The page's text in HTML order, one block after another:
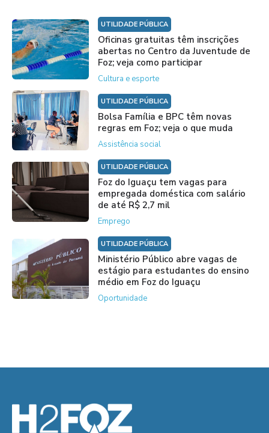
UTILIDADE PÚBLICA
Oficinas gratuitas têm inscrições
abertas no Centro da Juventude de
Foz; veja como participar
Cultura e esporte
UTILIDADE PÚBLICA
Bolsa Família e BPC têm novas
regras em Foz; veja o que muda
Assistência social
UTILIDADE PÚBLICA
Foz do Iguaçu tem vagas para
empregada doméstica com salário
de até R$ 2,7 mil
Emprego
UTILIDADE PÚBLICA
Ministério Público abre vagas de
estágio para estudantes do ensino
médio em Foz do Iguaçu
Oportunidade